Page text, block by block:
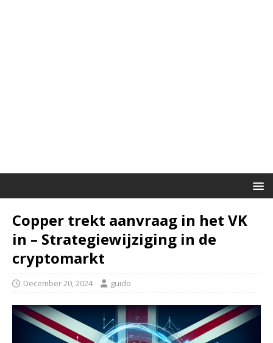
Copper trekt aanvraag in het VK
in – Strategiewijziging in de
cryptomarkt
December 20, 2024 guido